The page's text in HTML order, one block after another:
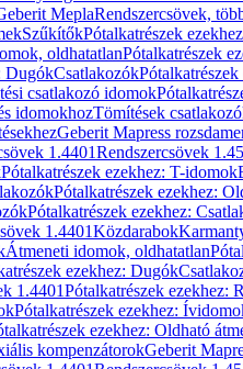
MeplaRendszercsövek,
SzűkítőkPótalkatrészek
oldhatatlanPótalkatrészek
DugókCsatlakozók
csatlakozó idomok
idomokhozTömítések
Geberit Mapress
1.4401Rendszercsövek
Pótalkatrészek ezekhez: T-idomok
Pótalkatrészek ezekhez:
Pótalkatrészek ezekhez:
1.4401Közdarabok
Átmeneti idomok, oldhatatlan
ezekhez: Dugók
1.4401Pótalkatrészek ezekhez:
Pótalkatrészek ezekhez:
ezekhez: Oldható
kompenzátorokGeberit